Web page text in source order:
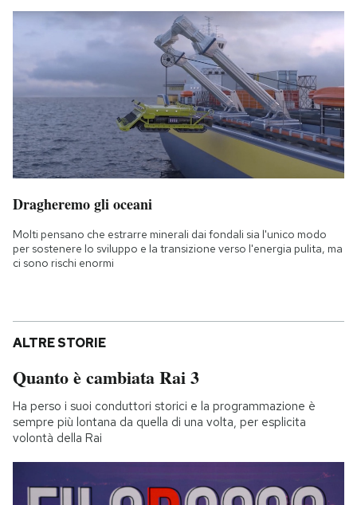
Dragheremo gli oceani
Molti pensano che estrarre minerali dai fondali sia l'unico modo
per sostenere lo sviluppo e la transizione verso l'energia pulita, ma
ci sono rischi enormi
ALTRE STORIE
Quanto è cambiata Rai 3
Ha perso i suoi conduttori storici e la programmazione è
sempre più lontana da quella di una volta, per esplicita
volontà della Rai